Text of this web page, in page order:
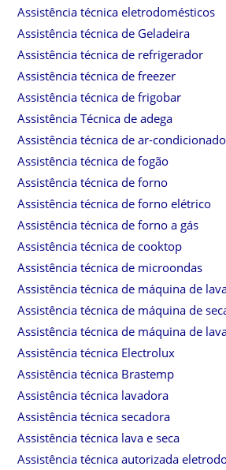
Assistência técnica eletrodomésticos
Assistência técnica de Geladeira
Assistência técnica de refrigerador
Assistência técnica de freezer
Assistência técnica de frigobar
Assistência Técnica de adega
Assistência técnica de ar-condicionado
Assistência técnica de fogão
Assistência técnica de forno
Assistência técnica de forno elétrico
Assistência técnica de forno a gás
Assistência técnica de cooktop
Assistência técnica de microondas
Assistência técnica de máquina de
Assistência técnica de máquina de
Assistência técnica de máquina de
Assistência técnica Electrolux
Assistência técnica Brastemp
Assistência técnica lavadora
Assistência técnica secadora
Assistência técnica lava e seca
Assistência técnica autorizada